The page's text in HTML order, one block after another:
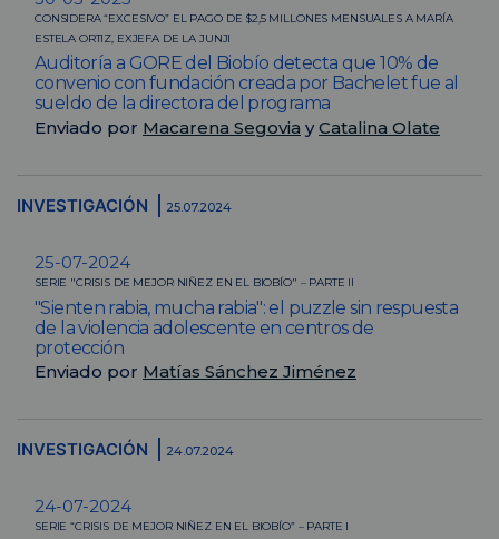
CONSIDERA “EXCESIVO” EL PAGO DE $2,5 MILLONES MENSUALES A MARÍA
ESTELA ORTIZ, EXJEFA DE LA JUNJI
Auditoría a GORE del Biobío detecta que 10% de
convenio con fundación creada por Bachelet fue al
sueldo de la directora del programa
Enviado por Macarena Segovia yCatalina Olate
INVESTIGACIÓN 25.07.2024
25-07-2024
SERIE "CRISIS DE MEJOR NIÑEZ EN EL BIOBÍO" – PARTE II
"Sienten rabia, mucha rabia": el puzzle sin respuesta
de la violencia adolescente en centros de
protección
Enviado por Matías Sánchez Jiménez
INVESTIGACIÓN 24.07.2024
24-07-2024
SERIE “CRISIS DE MEJOR NIÑEZ EN EL BIOBÍO” – PARTE I